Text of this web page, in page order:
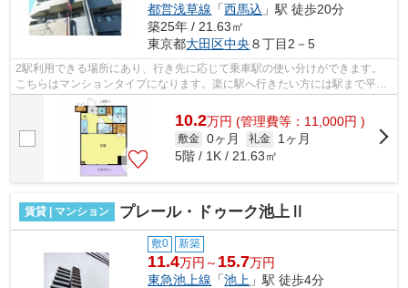
都営浅草線 「西馬込 」駅 徒歩20分
築25年 / 21.63㎡
東京都大田区中央 ８丁目2－5
2駅利用できる場所にあり、行き先に応じて乗車駅の使い分けができます。
こちらはマンションタイプになります。楽に駅へ行きたい方には駅まで平坦
な物件がおすすめです。満足できる素敵...
10.2万円 (管理費等：11,000円 )
敷金 0ヶ月 礼金
1ヶ月
5階 / 1K / 21.63㎡
賃貸 | マンション プレール・ドゥーク池上Ⅱ
敷0 新築
11.4万円～ 15.7万円
東急池上線 「池上 」駅 徒歩4分